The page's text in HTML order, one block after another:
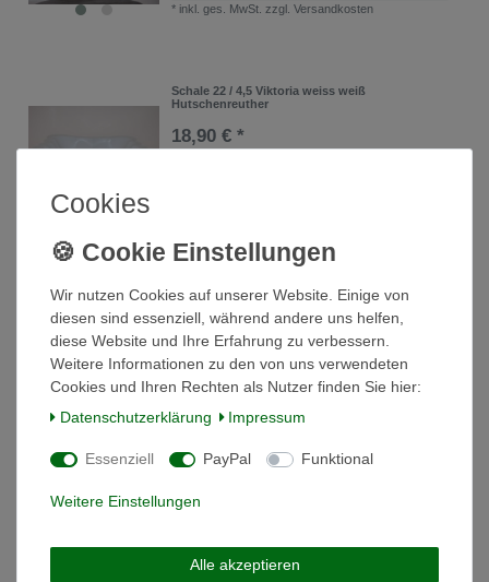
* inkl. ges. MwSt. zzgl.Versandkosten
Schale 22 / 4,5 Viktoria weiss weiß
Hutschenreuther
18,90 € *
Hutschenreuther
18,92 € *
In den Warenkorb
* inkl. ges. MwSt.zzgl.Versandkosten
Servierplatte Platte 33cm Viktoria weiss weiß
29,90 € *
In den Warenkorb
inkl. ges. MwSt.zzgl.Versandkosten
Cookies
Wir nutzen Cookies auf unserer Website. Einige von
diesen sind essenziell, während andere uns helfen,
diese Website und Ihre Erfahrung zu verbessern.
Weitere Informationen zu den von uns verwendeten
Cookies und Ihren Rechten als Nutzer finden Sie hier:
Daten­schutz­erklärung
Impressum
Essenziell PayPal Funktional
Weitere Einstellungen
Alle akzeptieren